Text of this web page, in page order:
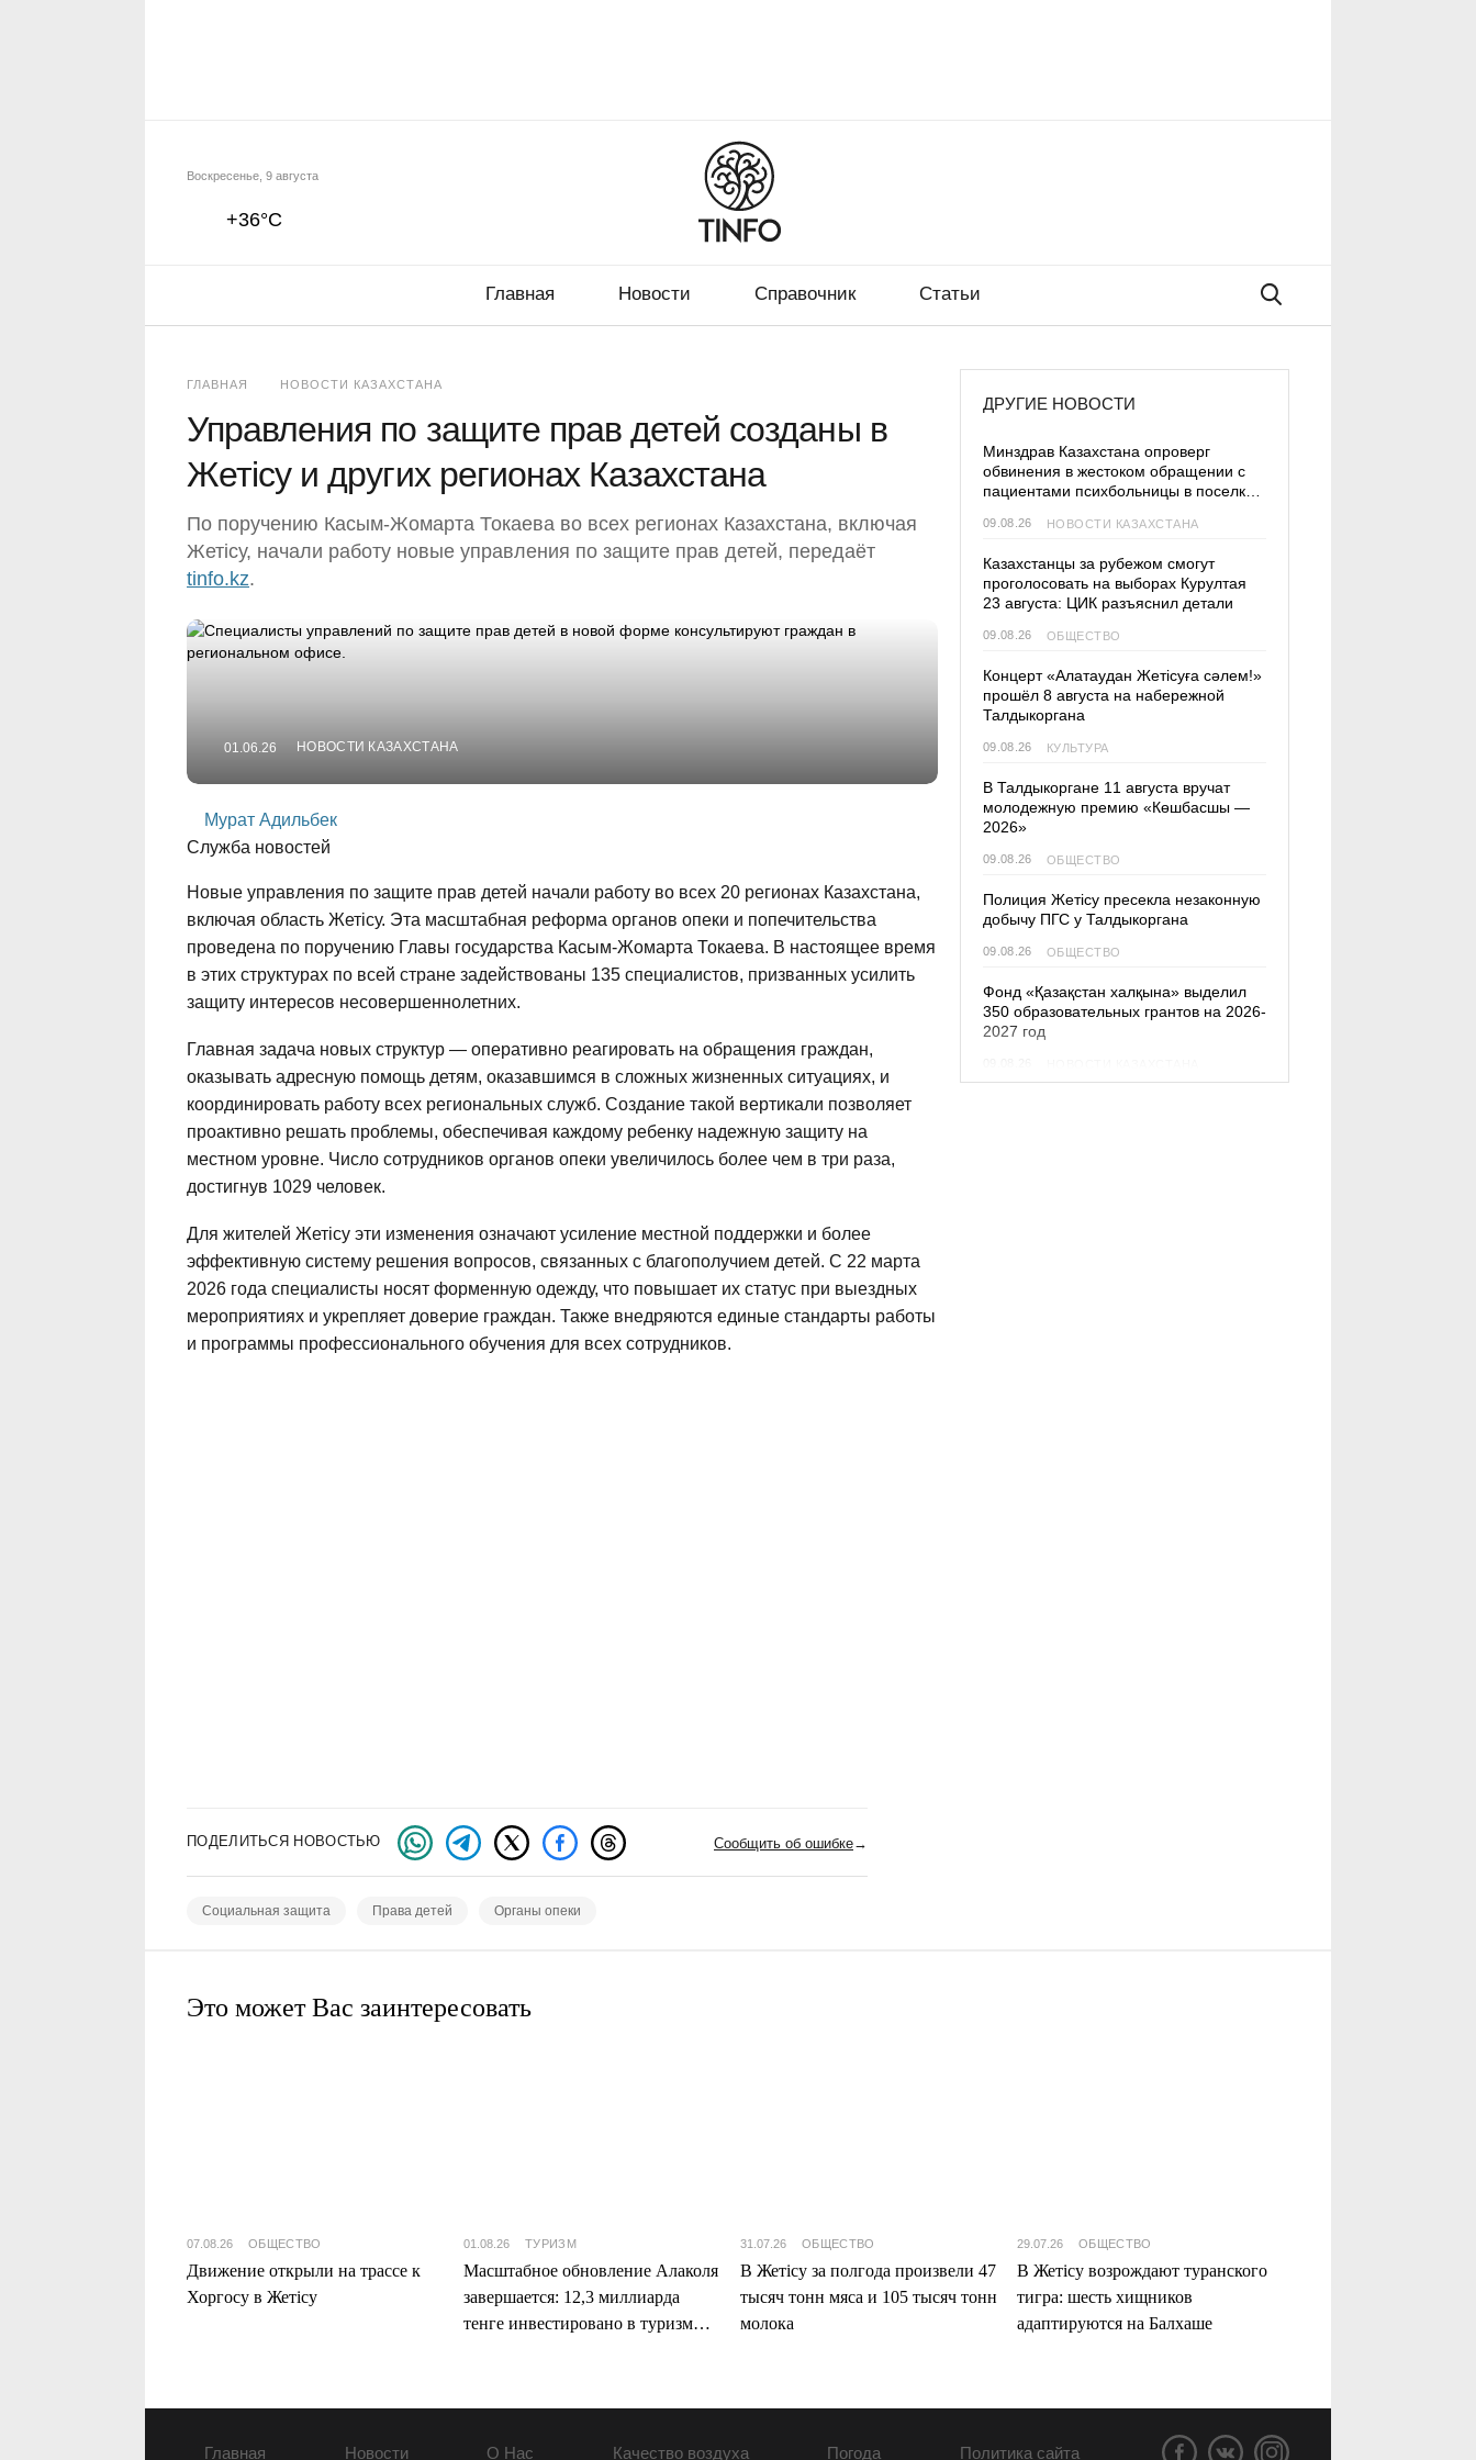
Главная Новости Справочник Статьи
+36°C
Воскресенье, 9 августа
ГЛАВНАЯ НОВОСТИ КАЗАХСТАНА
Управления по защите прав детей созданы в
Жетісу и других регионах Казахстана
По поручению Касым-Жомарта Токаева во всех регионах Казахстана, включая
Жетісу, начали работу новые управления по защите прав детей, передаёт
tinfo.kz.
01.06.26 НОВОСТИ КАЗАХСТАНА
Мурат Адильбек
Служба новостей
Новые управления по защите прав детей начали работу во всех 20 регионах Казахстана,
включая область Жетісу. Эта масштабная реформа органов опеки и попечительства
проведена по поручению Главы государства Касым-Жомарта Токаева. В настоящее время
в этих структурах по всей стране задействованы 135 специалистов, призванных усилить
защиту интересов несовершеннолетних.
Главная задача новых структур — оперативно реагировать на обращения граждан,
оказывать адресную помощь детям, оказавшимся в сложных жизненных ситуациях, и
координировать работу всех региональных служб. Создание такой вертикали позволяет
проактивно решать проблемы, обеспечивая каждому ребенку надежную защиту на
местном уровне. Число сотрудников органов опеки увеличилось более чем в три раза,
достигнув 1029 человек.
Для жителей Жетісу эти изменения означают усиление местной поддержки и более
эффективную систему решения вопросов, связанных с благополучием детей. С 22 марта
2026 года специалисты носят форменную одежду, что повышает их статус при выездных
мероприятиях и укрепляет доверие граждан. Также внедряются единые стандарты работы
и программы профессионального обучения для всех сотрудников.
ДРУГИЕ НОВОСТИ
Минздрав Казахстана опроверг
обвинения в жестоком обращении с
пациентами психбольницы в поселке
09.08.26 НОВОСТИ КАЗАХСТАНА
Казахстанцы за рубежом смогут
проголосовать на выборах Курултая
23 августа: ЦИК разъяснил детали
09.08.26 ОБЩЕСТВО
Концерт «Алатаудан Жетісуға сәлем!»
прошёл 8 августа на набережной
Талдыкоргана
09.08.26 КУЛЬТУРА
В Талдыкоргане 11 августа вручат
молодежную премию «Көшбасшы —
2026»
09.08.26 ОБЩЕСТВО
Полиция Жетісу пресекла незаконную
добычу ПГС у Талдыкоргана
09.08.26 ОБЩЕСТВО
Фонд «Қазақстан халқына» выделил
350 образовательных грантов на 2026-
2027 год
ПОДЕЛИТЬСЯ НОВОСТЬЮ Сообщить об ошибке→
Социальная защита Права детей Органы опеки
Это может Вас заинтересовать
07.08.26 ОБЩЕСТВО
Движение открыли на трассе к
Хоргосу в Жетісу
01.08.26 ТУРИЗМ
Масштабное обновление Алаколя
завершается: 12,3 миллиарда
тенге инвестировано в туризм
31.07.26 ОБЩЕСТВО
В Жетісу за полгода произвели 47
тысяч тонн мяса и 105 тысяч тонн
молока
29.07.26 ОБЩЕСТВО
В Жетісу возрождают туранского
тигра: шесть хищников
адаптируются на Балхаше
Главная Новости О Нас Качество воздуха Погода Политика сайта